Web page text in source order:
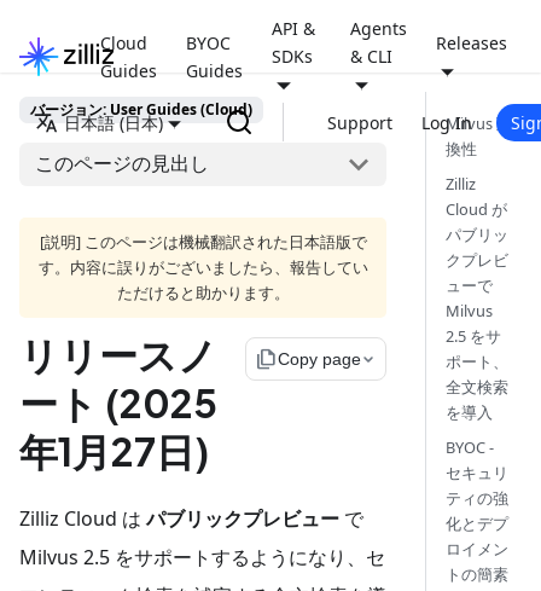
Cloud
Guides
BYOC
Guides
API &
SDKs
Agents
& CLI
Releases
日本語 (日本) Support Log In
バージョン: User Guides (Cloud)
このページの見出し
[説明] このページは機械翻訳された日本語版で
す。内容に誤りがございましたら、報告してい
ただけると助かります。
リリースノ
ート (2025
年1月27日)
file_copyCopy page
Zilliz Cloud はパブリックプレビュー で
Milvus 2.5 をサポートするようになり、セ
Milvus 互
換性
Zilliz
Cloud が
パブリッ
クプレビ
ューで
Milvus
2.5 をサ
ポート、
全文検索
を導入
BYOC -
セキュリ
ティの強
化とデプ
ロイメン
トの簡素